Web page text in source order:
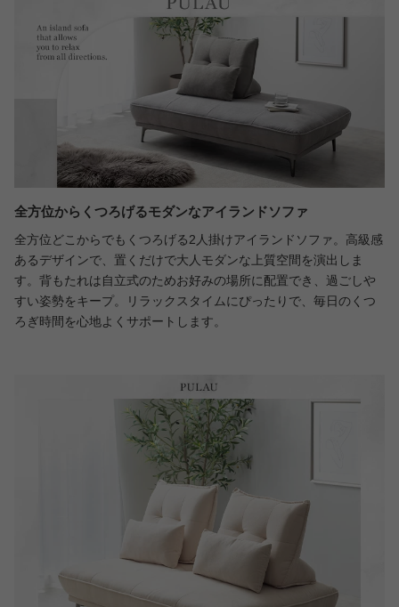
全方位からくつろげるモダンなアイランドソファ
全方位どこからでもくつろげる2人掛けアイランドソファ。高級感
あるデザインで、置くだけで大人モダンな上質空間を演出しま
す。背もたれは自立式のためお好みの場所に配置でき、過ごしや
すい姿勢をキープ。リラックスタイムにぴったりで、毎日のくつ
ろぎ時間を心地よくサポートします。